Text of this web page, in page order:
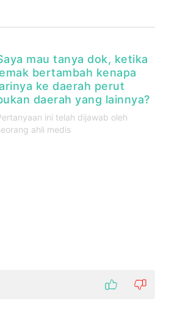
mau tanya dok, ketika
bertambah kenapa
ke daerah perut
daerah yang lainnya?
ini telah dijawab oleh
ahli medis